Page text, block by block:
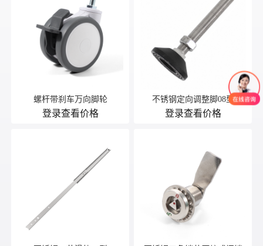
螺杆带刹车万向脚轮
登录查看价格
不锈钢定向调整脚08型
登录查看价格